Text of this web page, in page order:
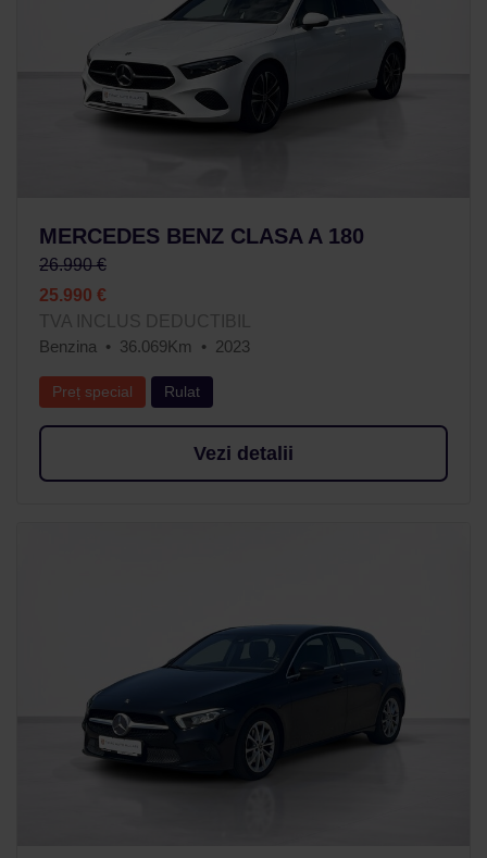
MERCEDES BENZ CLASA A 180
26.990 €
25.990 €
TVA INCLUS DEDUCTIBIL
Benzina
36.069Km 2023
Preț special Rulat
Vezi detalii